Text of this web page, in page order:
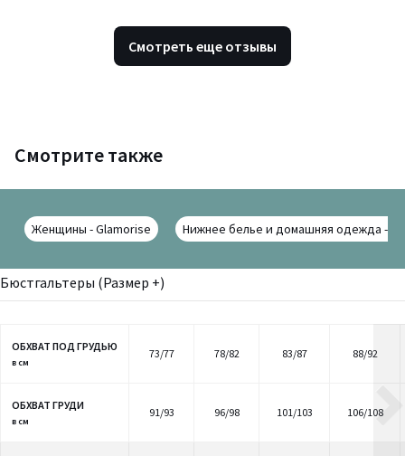
Смотреть еще отзывы
Смотрите также
Женщины - Glamorise Нижнее белье и домашняя одежда -
Бюстгальтеры (Размер +)
ОБХВАТ ПОД ГРУДЬЮ
в см
73/77 78/82 83/87 88/92
ОБХВАТ ГРУДИ
в см
91/93 96/98 101/103 106/108